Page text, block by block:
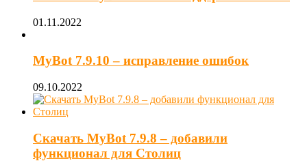
01.11.2022
MyBot 7.9.10 – исправление ошибок
09.10.2022
Скачать MyBot 7.9.8 – добавили
функционал для Столиц